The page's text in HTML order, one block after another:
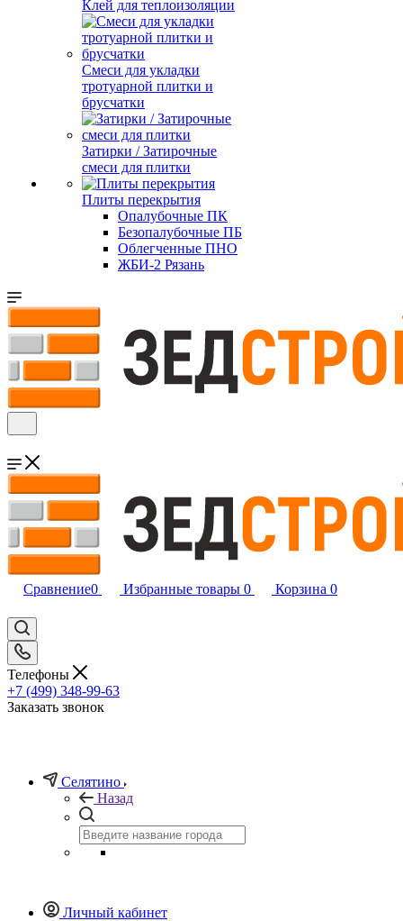
Клей для теплоизоляции
Смеси для укладки
тротуарной плитки и
брусчатки
Затирки / Затирочные
смеси для плитки
Плиты перекрытия
Опалубочные ПК
Безопалубочные ПБ
Облегченные ПНО
ЖБИ-2 Рязань
Сравнение0 Избранные товары 0 Корзина 0
Телефоны
+7 (499) 348-99-63
Заказать звонок
Селятино
Назад
Личный кабинет